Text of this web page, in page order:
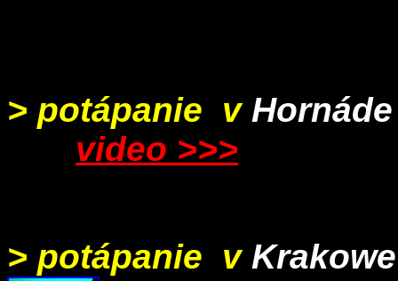
> potápanie v Hornáde
video >>>
> potápanie v Krakowe